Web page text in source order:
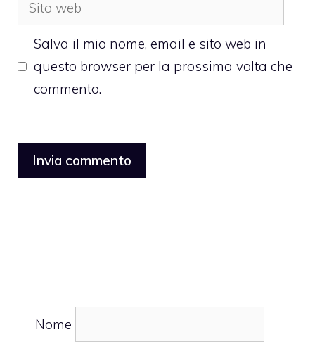
web
Salva il mio nome, email e sito web in
questo browser per la prossima volta che
commento.
Nome